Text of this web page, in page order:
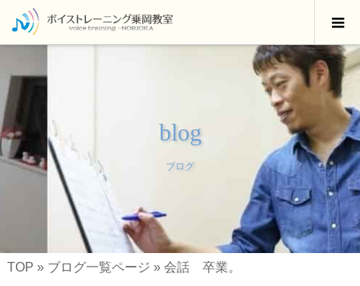
blog
ブログ
TOP » ブログ一覧ページ » 会話 卒業。